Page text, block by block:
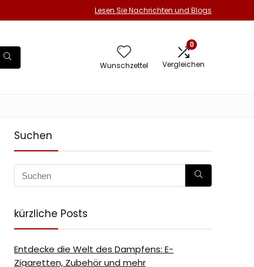
Lesen Sie Nachrichten und Blogs
Wunschzettel
0
Vergleichen
Suchen
kürzliche Posts
Entdecke die Welt des Dampfens: E-
Zigaretten, Zubehör und mehr